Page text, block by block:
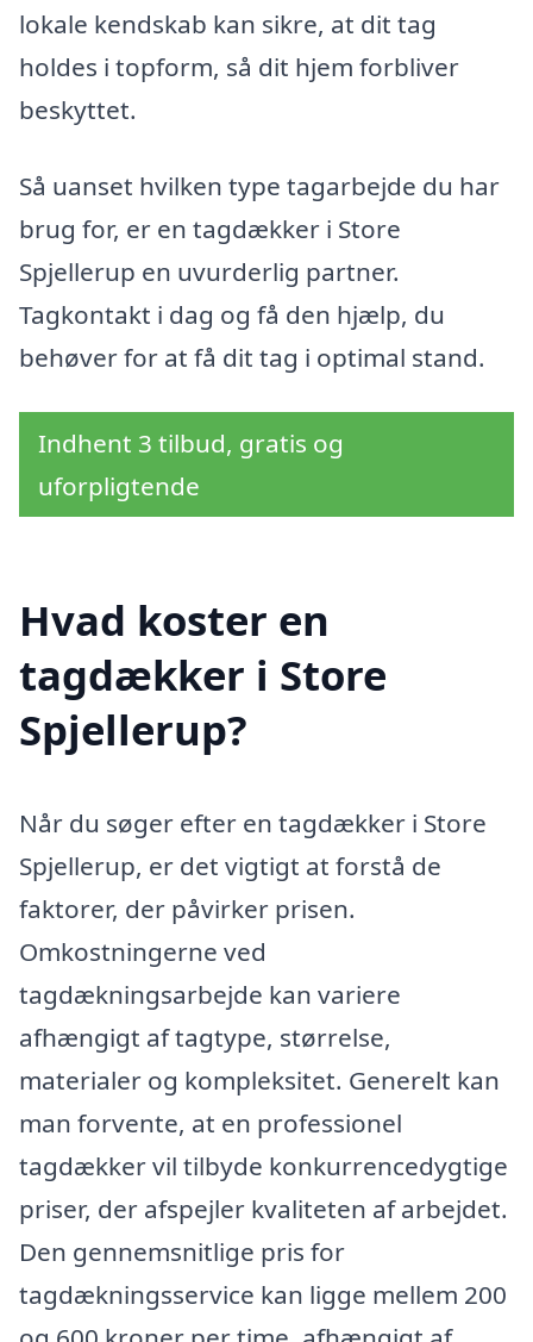
lokale kendskab kan sikre, at dit tag
holdes i topform, så dit hjem forbliver
beskyttet.
Så uanset hvilken type tagarbejde du har
brug for, er en tagdækker i Store
Spjellerup en uvurderlig partner.
Tagkontakt i dag og få den hjælp, du
behøver for at få dit tag i optimal stand.
Indhent 3 tilbud, gratis og
uforpligtende
Hvad koster en
tagdækker i Store
Spjellerup?
Når du søger efter en tagdækker i Store
Spjellerup, er det vigtigt at forstå de
faktorer, der påvirker prisen.
Omkostningerne ved
tagdækningsarbejde kan variere
afhængigt af tagtype, størrelse,
materialer og kompleksitet. Generelt kan
man forvente, at en professionel
tagdækker vil tilbyde konkurrencedygtige
priser, der afspejler kvaliteten af arbejdet.
Den gennemsnitlige pris for
tagdækningsservice kan ligge mellem 200